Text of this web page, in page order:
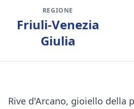
REGIONE
Friuli-Venezia
Giulia
Rive d'Arcano, gioiello della